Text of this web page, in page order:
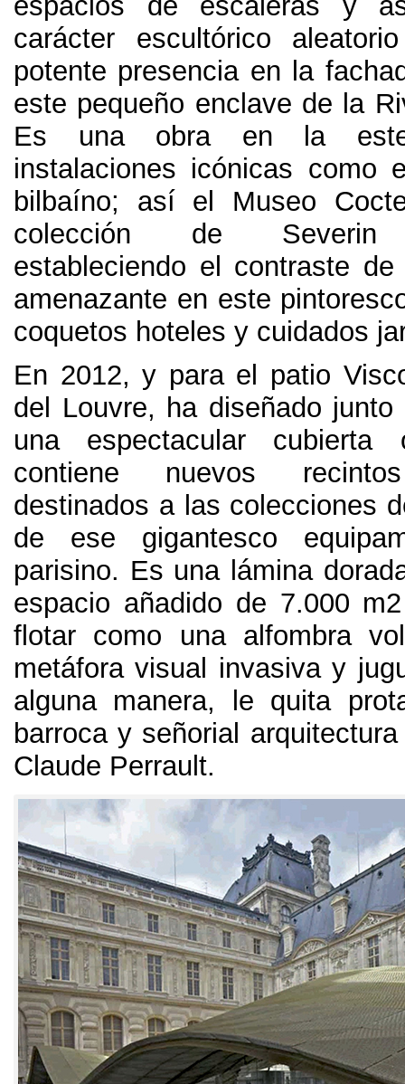
carácter escultórico
potente presencia en la
este pequeño enclave de la
Es una obra en la
instalaciones icónicas como
bilbaíno; así el Museo
colección de Severin
estableciendo el contraste
amenazante en este
coquetos hoteles y cuidados
En 2012,y para el patio
del Louvre, ha diseñado
una espectacular cubierta
contiene nuevos
destinados a las colecciones
de ese gigantesco
parisino. Es una lámina
espacio añadido de 7.000
flotar como una alfombra
metáfora visual invasiva y
alguna manera,
le quita
barroca y señorial
Claude Perrault.